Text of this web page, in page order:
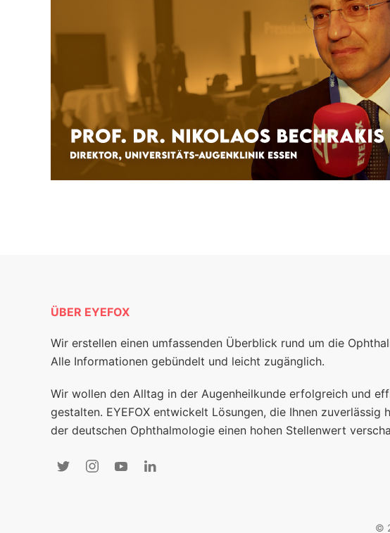
ÜBER EYEFOX
Wir erstellen einen umfassenden Überblick rund um die
Alle Informationen gebündelt und leicht zugänglich.
Wir wollen den Alltag in der Augenheilkunde erfolgreich und
gestalten. EYEFOX entwickelt Lösungen, die Ihnen zuverlässig
der deutschen Ophthalmologie einen hohen Stellenwert
©